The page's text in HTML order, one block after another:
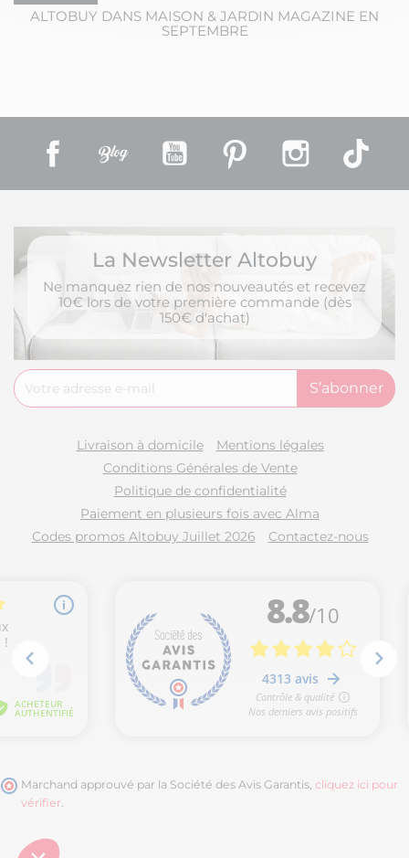
ALTOBUY DANS MAISON & JARDIN MAGAZINE EN
SEPTEMBRE
Facebook YouTube Pinterest Instagram
La Newsletter Altobuy
Ne manquez rien de nos nouveautés et recevez
10€ lors de votre première commande (dès
150€ d'achat)
Livraison à domicile
Mentions légales
Conditions Générales de Vente
Politique de confidentialité
Paiement en plusieurs fois avec Alma
Codes promos Altobuy Juillet 2026
Contactez-nous
Marchand approuvé par la Société des Avis Garantis, cliquez ici pour
vérifier